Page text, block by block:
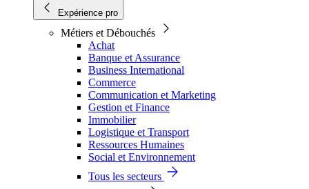
Expérience pro
Métiers et Débouchés
Achat
Banque et Assurance
Business International
Commerce
Communication et Marketing
Gestion et Finance
Immobilier
Logistique et Transport
Ressources Humaines
Social et Environnement
Tous les secteurs